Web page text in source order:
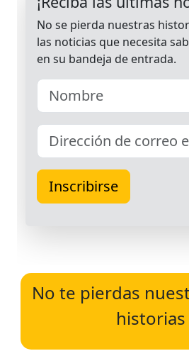
No te pierdas
historias